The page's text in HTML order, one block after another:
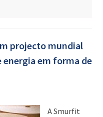
projecto mundial
energia em forma de
A Smurfit